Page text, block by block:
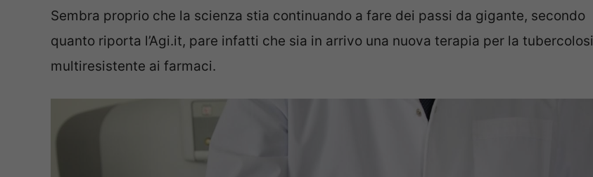
Sembra proprio che la scienza stia continuando a fare dei passi da gigante, secondo
quanto riporta l’Agi.it, pare infatti che sia in arrivo una nuova terapia per la tubercolosi
multiresistente ai farmaci.